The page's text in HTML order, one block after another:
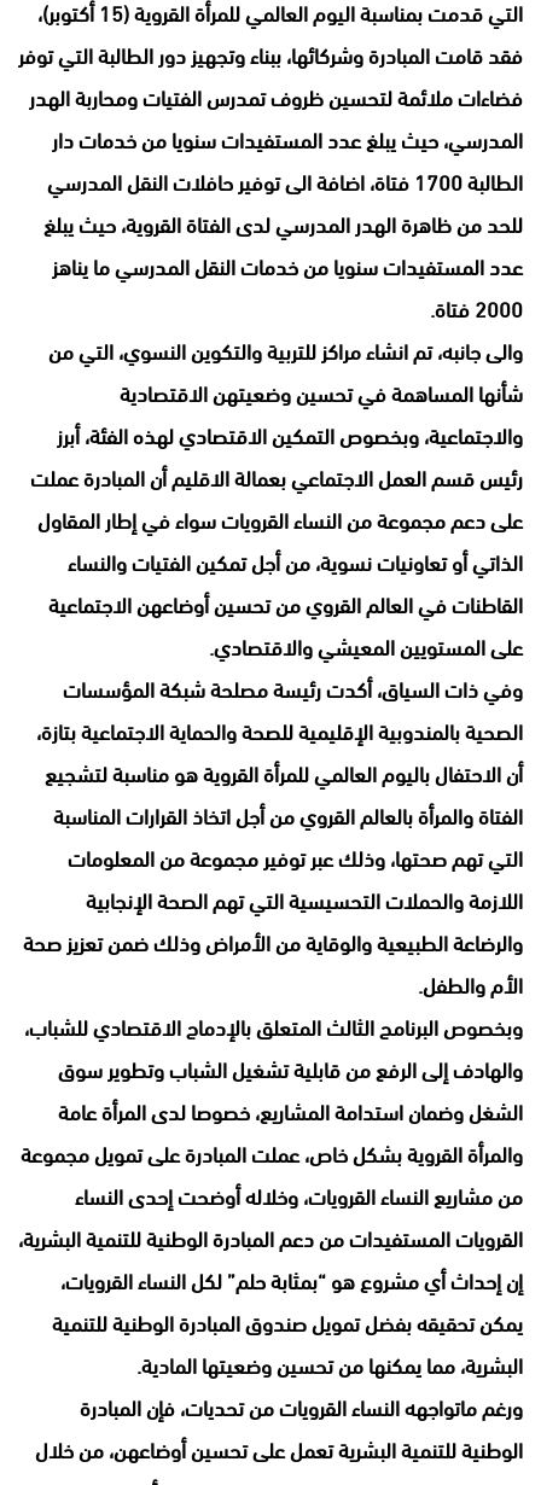
التي قدمت بمناسبة اليوم العالمي للمرأة القروية (15 أكتوبر)،
فقد قامت المبادرة وشركائها، ببناء وتجهيز دور الطالبة التي توفر
فضاءات ملائمة لتحسين ظروف تمدرس الفتيات ومحاربة الهدر
المدرسي، حيث يبلغ عدد المستفيدات سنويا من خدمات دار
الطالبة 1700 فتاة، اضافة الى توفير حافلات النقل المدرسي
للحد من ظاهرة الهدر المدرسي لدى الفتاة القروية، حيث يبلغ
عدد المستفيدات سنويا من خدمات النقل المدرسي ما يناهز
2000 فتاة.
والى جانبه، تم انشاء مراكز للتربية والتكوين النسوي، التي من
شأنها المساهمة في تحسين وضعيتهن الاقتصادية
والاجتماعية، وبخصوص التمكين الاقتصادي لهذه الفئة، أبرز
رئيس قسم العمل الاجتماعي بعمالة الاقليم أن المبادرة عملت
على دعم مجموعة من النساء القرويات سواء في إطار المقاول
الذاتي أو تعاونيات نسوية، من أجل تمكين الفتيات والنساء
القاطنات في العالم القروي من تحسين أوضاعهن الاجتماعية
على المستويين المعيشي والاقتصادي.
وفي ذات السياق، أكدت رئيسة مصلحة شبكة المؤسسات
الصحية بالمندوبية الإقليمية للصحة والحماية الاجتماعية بتازة،
أن الاحتفال باليوم العالمي للمرأة القروية هو مناسبة لتشجيع
الفتاة والمرأة بالعالم القروي من أجل اتخاذ القرارات المناسبة
التي تهم صحتها، وذلك عبر توفير مجموعة من المعلومات
اللازمة والحملات التحسيسية التي تهم الصحة الإنجابية
والرضاعة الطبيعية والوقاية من الأمراض وذلك ضمن تعزيز صحة
الأم والطفل.
وبخصوص البرنامج الثالث المتعلق بالإدماج الاقتصادي للشباب،
والهادف إلى الرفع من قابلية تشغيل الشباب وتطوير سوق
الشغل وضمان استدامة المشاريع، خصوصا لدى المرأة عامة
والمرأة القروية بشكل خاص، عملت المبادرة على تمويل مجموعة
من مشاريع النساء القرويات، وخلاله أوضحت إحدى النساء
القرويات المستفيدات من دعم المبادرة الوطنية للتنمية البشرية،
إن إحداث أي مشروع هو “بمثابة حلم” لكل النساء القرويات،
يمكن تحقيقه بفضل تمويل صندوق المبادرة الوطنية للتنمية
البشرية، مما يمكنها من تحسين وضعيتها المادية.
ورغم ماتواجهه النساء القرويات من تحديات، فإن المبادرة
الوطنية للتنمية البشرية تعمل على تحسين أوضاعهن، من خلال